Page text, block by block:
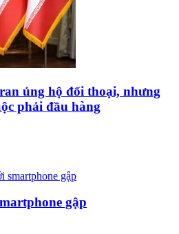
ủng hộ đối thoại, nhưng
phải đầu hàng
gập